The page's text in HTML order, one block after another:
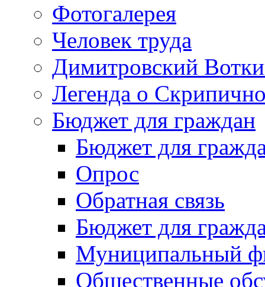
Фотогалерея
Человек труда
Димитровский
Легенда о
Бюджет для граждан
Бюджет для
Опрос
Обратная связь
Бюджет для
Муниципальный
Общественные